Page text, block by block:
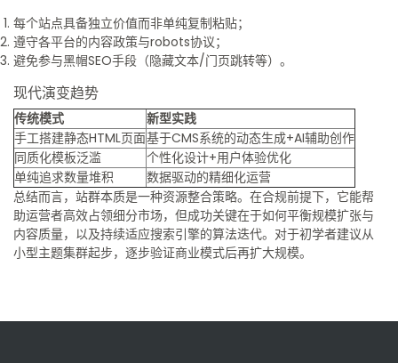
每个站点具备独立价值而非单纯复制粘贴；
遵守各平台的内容政策与robots协议；
避免参与黑帽SEO手段（隐藏文本/门页跳转等）。
现代演变趋势
传统模式
新型实践
手工搭建静态HTML页面基于CMS系统的动态生成+AI辅助创作
同质化模板泛滥
个性化设计+用户体验优化
单纯追求数量堆积
数据驱动的精细化运营
总结而言，站群本质是一种资源整合策略。在合规前提下，它能帮
助运营者高效占领细分市场，但成功关键在于如何平衡规模扩张与
内容质量，以及持续适应搜索引擎的算法迭代。对于初学者建议从
小型主题集群起步，逐步验证商业模式后再扩大规模。